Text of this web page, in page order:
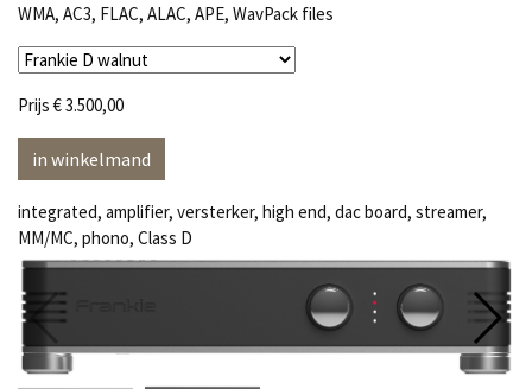
WMA, AC3, FLAC, ALAC, APE, WavPack files
Prijs€ 3.500,00
in winkelmand
integrated, amplifier, versterker, high end, dac board, streamer,
MM/MC, phono, Class D